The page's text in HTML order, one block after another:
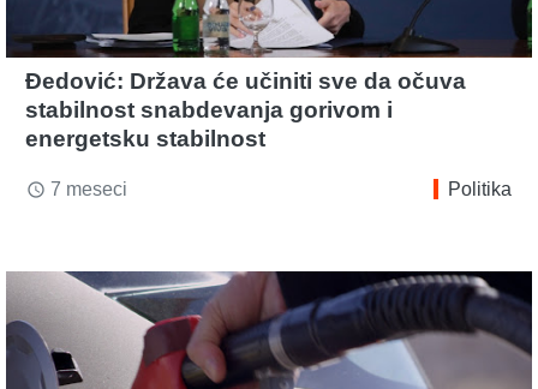
Đedović: Država će učiniti sve da očuva
stabilnost snabdevanja gorivom i
energetsku stabilnost
access_time 7 meseci Politika